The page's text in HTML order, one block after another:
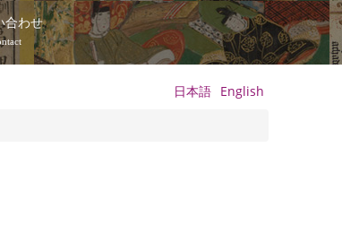
合わせ
日本語 English